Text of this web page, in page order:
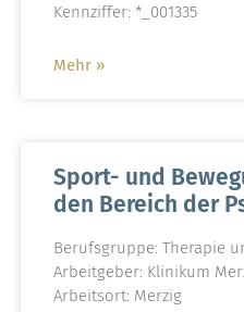
Kennziffer: *_001335
Mehr »
Sport- und
den Bereich der
Berufsgruppe: Therapie
Arbeitgeber: Klinikum
Arbeitsort: Merzig